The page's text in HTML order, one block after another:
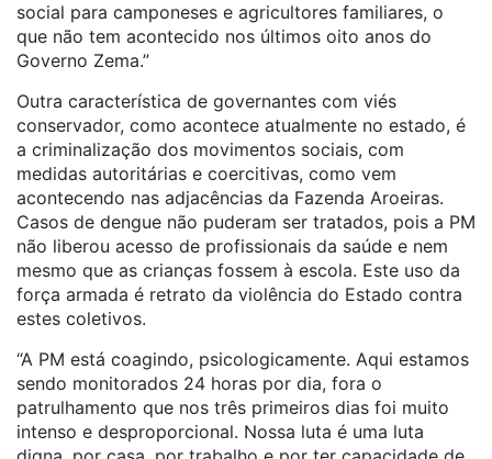
social para camponeses e agricultores familiares, o
que não tem acontecido nos últimos oito anos do
Governo Zema.”
Outra característica de governantes com viés
conservador, como acontece atualmente no estado, é
a criminalização dos movimentos sociais, com
medidas autoritárias e coercitivas, como vem
acontecendo nas adjacências da Fazenda Aroeiras.
Casos de dengue não puderam ser tratados, pois a PM
não liberou acesso de profissionais da saúde e nem
mesmo que as crianças fossem à escola. Este uso da
força armada é retrato da violência do Estado contra
estes coletivos.
“A PM está coagindo, psicologicamente. Aqui estamos
sendo monitorados 24 horas por dia, fora o
patrulhamento que nos três primeiros dias foi muito
intenso e desproporcional. Nossa luta é uma luta